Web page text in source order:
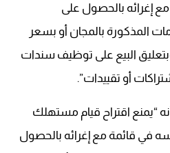
إغرائه بالحصول على
المذكورة بالمجان أو بسعر
البيع على توظيف سندات
أو تقييدات”.
“يمنع اقتراح قيام مستهلك
في قائمة مع إغرائه بالحصول